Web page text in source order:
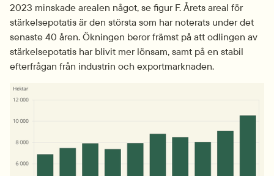
2023 minskade arealen något, se figur F. Årets areal för
stärkelsepotatis är den största som har noterats under det
senaste 40 åren. Ökningen beror främst på att odlingen av
stärkelsepotatis har blivit mer lönsam, samt på en stabil
efterfrågan från industrin och exportmarknaden.